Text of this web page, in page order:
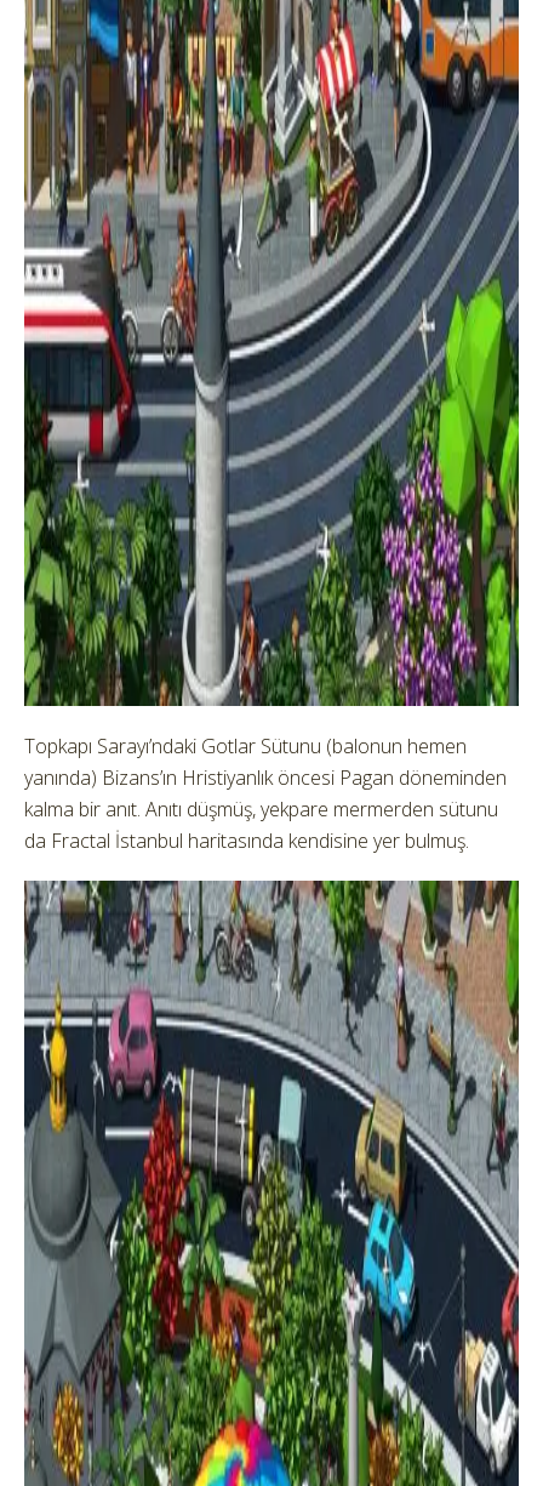
Topkapı Sarayı’ndaki Gotlar Sütunu (balonun hemen
yanında) Bizans’ın Hristiyanlık öncesi Pagan döneminden
kalma bir anıt. Anıtı düşmüş, yekpare mermerden sütunu
da Fractal İstanbul haritasında kendisine yer bulmuş.